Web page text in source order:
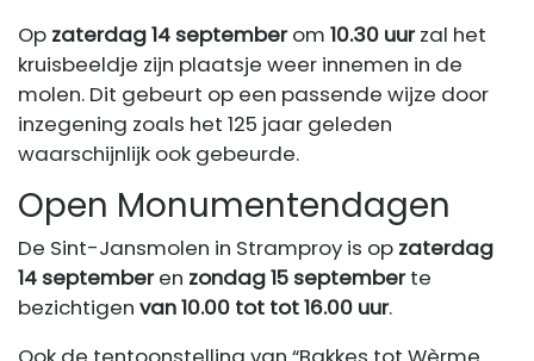
Op zaterdag 14 septemberom 10.30 uurzal het
kruisbeeldje zijn plaatsje weer innemen in de
molen. Dit gebeurt op een passende wijze door
inzegening zoals het 125 jaar geleden
waarschijnlijk ook gebeurde.
Open Monumentendagen
De Sint-Jansmolen in Stramproy is op zaterdag
14 septemberen zondag 15 septemberte
bezichtigen van10.00 tot tot 16.00 uur.